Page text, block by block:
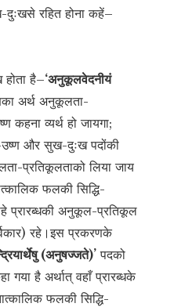
दुःखसे रहित होना कहें–
है–‘अनुकूलवेदनीयं
अर्थ अनुकूलता-
व्यर्थ हो जायगा;
और सुख-दुःख पदोंकी
प्रतिकूलताको लिया जाय
फलकी सिद्धि-
प्रारब्धकी अनुकूल-प्रतिकूल
रहे।इस प्रकरणके
(अनुषज्जते)’ पदको
है अर्थात् वहाँ प्रारब्धके
फलकी सिद्धि-